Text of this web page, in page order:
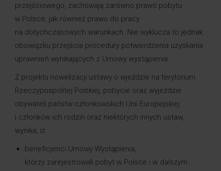
przejściowego, zachowają zarówno prawo pobytu
w Polsce, jak również prawo do pracy
na dotychczasowych warunkach. Nie wyklucza to jednak
obowiązku przejścia procedury potwierdzenia uzyskania
uprawnień wynikających z Umowy wystąpienia.
Z projektu nowelizacji ustawy o wjeździe na terytorium
Rzeczypospolitej Polskiej, pobycie oraz wyjeździe
obywateli państw członkowskich Unii Europejskiej
i członków ich rodzin oraz niektórych innych ustaw,
wynika, iż:
beneficjenci Umowy Wystąpienia,
którzy zarejestrowali pobyt w Polsce i w dalszym